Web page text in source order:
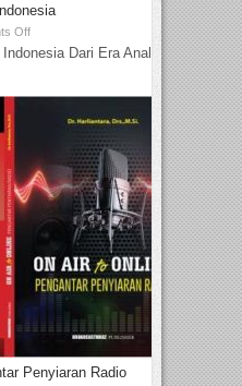
Off
Dari Era Analog
Penyiaran Radio